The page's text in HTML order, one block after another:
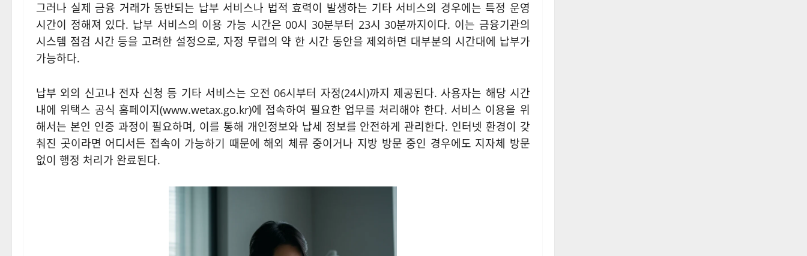
그러나 실제 금융 거래가 동반되는 납부 서비스나 법적 효력이 발생하는 기타 서비스의 경우에는 특정 운영
시간이 정해져 있다. 납부 서비스의 이용 가능 시간은 00시 30분부터 23시 30분까지이다. 이는 금융기관의
시스템 점검 시간 등을 고려한 설정으로, 자정 무렵의 약 한 시간 동안을 제외하면 대부분의 시간대에 납부가
가능하다.
납부 외의 신고나 전자 신청 등 기타 서비스는 오전 06시부터 자정(24시)까지 제공된다. 사용자는 해당 시간
내에 위택스 공식 홈페이지(www.wetax.go.kr)에 접속하여 필요한 업무를 처리해야 한다. 서비스 이용을 위
해서는 본인 인증 과정이 필요하며, 이를 통해 개인정보와 납세 정보를 안전하게 관리한다. 인터넷 환경이 갖
춰진 곳이라면 어디서든 접속이 가능하기 때문에 해외 체류 중이거나 지방 방문 중인 경우에도 지자체 방문
없이 행정 처리가 완료된다.